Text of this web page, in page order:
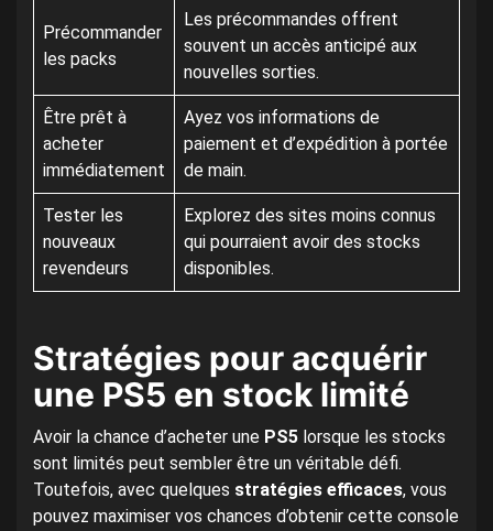
Précommander
les packs
Les précommandes offrent
souvent un accès anticipé aux
nouvelles sorties.
Être prêt à
acheter
immédiatement
Ayez vos informations de
paiement et d’expédition à portée
de main.
Tester les
nouveaux
revendeurs
Explorez des sites moins connus
qui pourraient avoir des stocks
disponibles.
Stratégies pour acquérir
une PS5 en stock limité
Avoir la chance d’acheter une PS5 lorsque les stocks
sont limités peut sembler être un véritable défi.
Toutefois, avec quelques stratégies efficaces, vous
pouvez maximiser vos chances d’obtenir cette console